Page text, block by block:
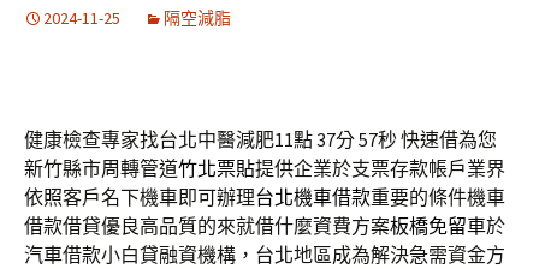
2024-11-25 隔空減脂
健康檢查專家找台北中醫減肥11點 37分 57秒快速借為您
新竹縣市周轉管道竹北票貼提供企業於支票存款帳戶業界
依照客戶名下機車即可辦理台北機車借款重要的條件機車
借款借貸優良高品質的來就借什麼資費方案板橋免留車於
汽車借款小白貸融資機構，台北地區成為解決急需資金方